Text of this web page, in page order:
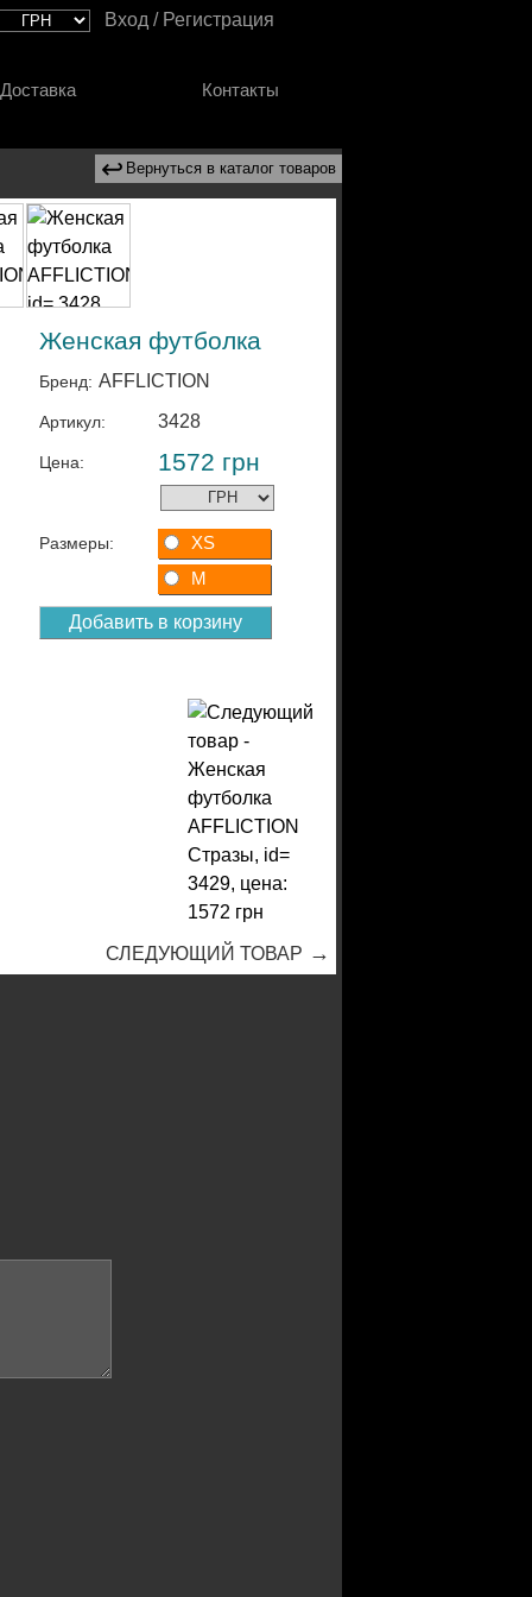
Вход / Регистрация
Доставка Контакты
↩ Вернуться в каталог товаров
Женская футболка
Бренд: AFFLICTION
Артикул: 3428
Цена: 1572 грн
Размеры:
XS
M
СЛЕДУЮЩИЙ ТОВАР →